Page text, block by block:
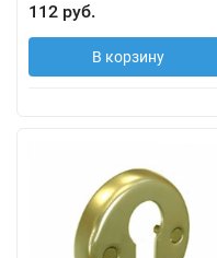
112 руб.
В корзину